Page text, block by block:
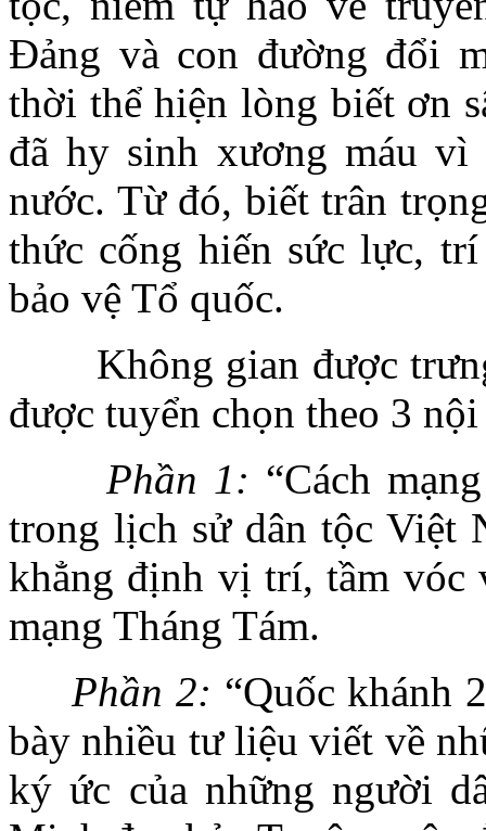
Đảng và con đường đổi
thời thể hiện lòng biết ơn
đã hy sinh xương máu vì
nước. Từ đó, biết trân
thức cống hiến sức lực,
bảo vệ Tổ quốc.
Không gian được
được tuyển chọn theo 3
Phần 1: “Cách
trong lịch sử dân tộc Việt
khẳng định vị trí, tầm vóc
mạng Tháng Tám.
Phần 2: “Quốc khánh
bày nhiều tư liệu viết về
ký ức của những người